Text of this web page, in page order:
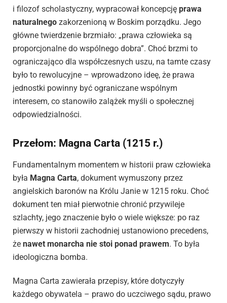
i filozof scholastyczny, wypracował koncepcję prawa
naturalnego zakorzenioną w Boskim porządku. Jego
główne twierdzenie brzmiało: „prawa człowieka są
proporcjonalne do wspólnego dobra”. Choć brzmi to
ograniczająco dla współczesnych uszu, na tamte czasy
było to rewolucyjne – wprowadzono ideę, że prawa
jednostki powinny być ograniczane wspólnym
interesem, co stanowiło zalążek myśli o społecznej
odpowiedzialności.
Przełom: Magna Carta (1215 r.)
Fundamentalnym momentem w historii praw człowieka
była Magna Carta, dokument wymuszony przez
angielskich baronów na Królu Janie w 1215 roku. Choć
dokument ten miał pierwotnie chronić przywileje
szlachty, jego znaczenie było o wiele większe: po raz
pierwszy w historii zachodniej ustanowiono precedens,
że nawet monarcha nie stoi ponad prawem. To była
ideologiczna bomba.
Magna Carta zawierała przepisy, które dotyczyły
każdego obywatela – prawo do uczciwego sądu, prawo